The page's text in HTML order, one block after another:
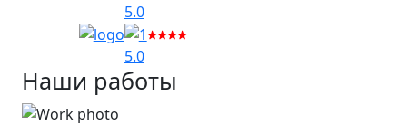
5.0
5.0
Наши работы